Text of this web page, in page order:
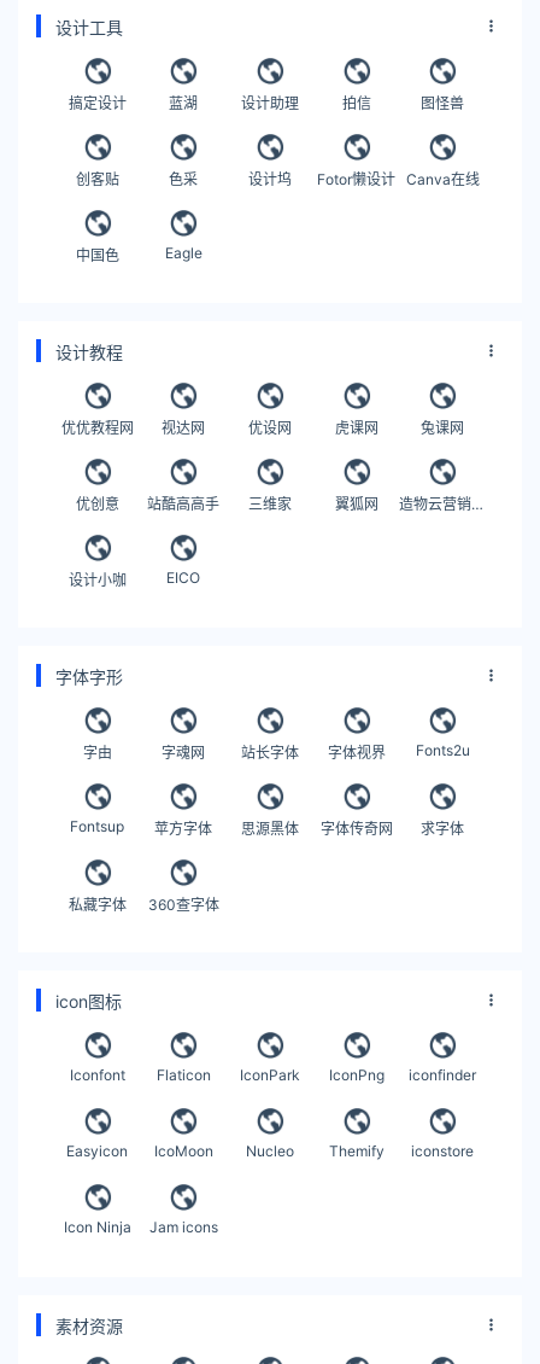
设计工具
搞定设计 蓝湖 设计助理 拍信 图怪兽
创客贴 色采 设计坞 Fotor懒设计 Canva在线
中国色 Eagle
设计教程
优优教程网 视达网 优设网 虎课网 兔课网
优创意 站酷高高手 三维家 翼狐网 造物云营销设计
设计小咖 EICO
字体字形
字由 字魂网 站长字体 字体视界 Fonts2u
Fontsup 苹方字体 思源黑体 字体传奇网 求字体
私藏字体 360查字体
icon图标
Iconfont Flaticon IconPark IconPng iconfinder
Easyicon IcoMoon Nucleo Themify iconstore
Icon Ninja Jam icons
素材资源